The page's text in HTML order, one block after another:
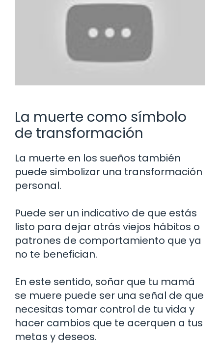
La muerte como símbolo
de transformación
La muerte en los sueños también
puede simbolizar una transformación
personal.
Puede ser un indicativo de que estás
listo para dejar atrás viejos hábitos o
patrones de comportamiento que ya
no te benefician.
En este sentido, soñar que tu mamá
se muere puede ser una señal de que
necesitas tomar control de tu vida y
hacer cambios que te acerquen a tus
metas y deseos.